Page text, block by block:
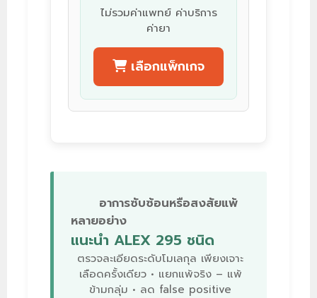
ไม่รวมค่าแพทย์ ค่าบริการ
ค่ายา
เลือกแพ็กเกจ
อาการซับซ้อนหรือสงสัยแพ้
หลายอย่าง
แนะนำ ALEX 295 ชนิด
ตรวจละเอียดระดับโมเลกุล เพียงเจาะ
เลือดครั้งเดียว • แยกแพ้จริง – แพ้
ข้ามกลุ่ม • ลด false positive